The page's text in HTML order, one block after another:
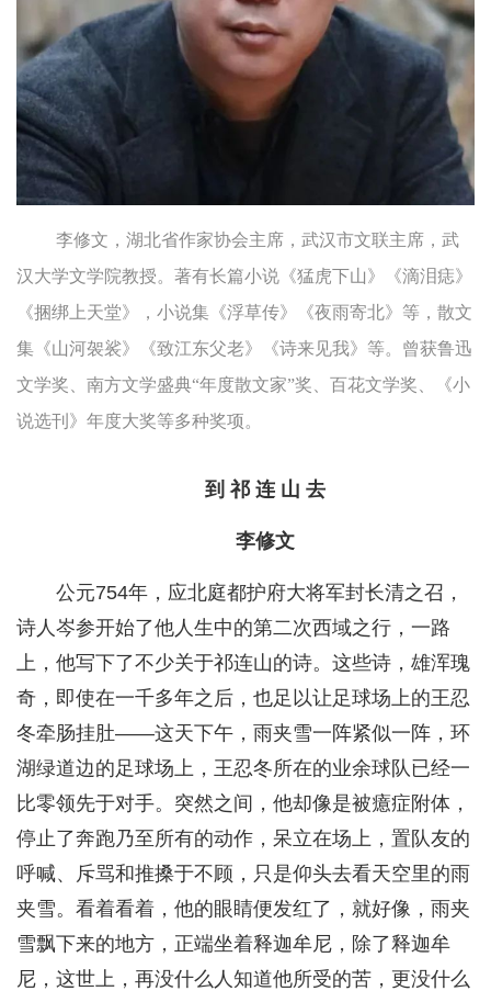
李修文，湖北省作家协会主席，武汉市文联主席，武
汉大学文学院教授。著有长篇小说《猛虎下山》《滴泪痣》
《捆绑上天堂》，小说集《浮草传》《夜雨寄北》等，散文
集《山河袈裟》《致江东父老》《诗来见我》等。曾获鲁迅
文学奖、南方文学盛典“年度散文家”奖、百花文学奖、《小
说选刊》年度大奖等多种奖项。
到 祁 连 山 去
李修文
公元754年，应北庭都护府大将军封长清之召，
诗人岑参开始了他人生中的第二次西域之行，一路
上，他写下了不少关于祁连山的诗。这些诗，雄浑瑰
奇，即使在一千多年之后，也足以让足球场上的王忍
冬牵肠挂肚——这天下午，雨夹雪一阵紧似一阵，环
湖绿道边的足球场上，王忍冬所在的业余球队已经一
比零领先于对手。突然之间，他却像是被癔症附体，
停止了奔跑乃至所有的动作，呆立在场上，置队友的
呼喊、斥骂和推搡于不顾，只是仰头去看天空里的雨
夹雪。看着看着，他的眼睛便发红了，就好像，雨夹
雪飘下来的地方，正端坐着释迦牟尼，除了释迦牟
尼，这世上，再没什么人知道他所受的苦，更没什么